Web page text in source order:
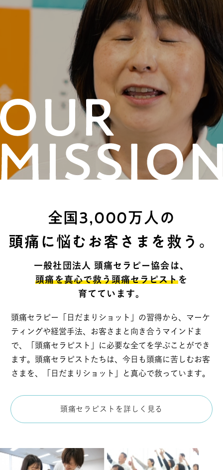
全国3,000万人の
頭痛に悩むお客さまを救う。
一般社団法人 頭痛セラピー協会は、
頭痛を真心で救う頭痛セラピストを
育てています。
頭痛セラピー「日だまりショット」の習得から、マーケ
ティングや経営手法、お客さまと向き合うマインドま
で、「頭痛セラピスト」に必要な全てを学ぶことができ
ます。頭痛セラピストたちは、今日も頭痛に苦しむお客
さまを、「日だまりショット」と真心で救っています。
頭痛セラピストを詳しく見る